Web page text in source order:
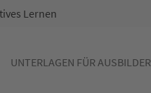
Lernen
UNTERLAGEN FÜR AUSBILDER